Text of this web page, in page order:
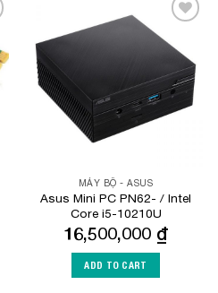
Wishlist
MÁY BỘ - ASUS
Asus Mini PC PN62- / Intel
Core i5-10210U
16,500,000 ₫
ADD TO CART